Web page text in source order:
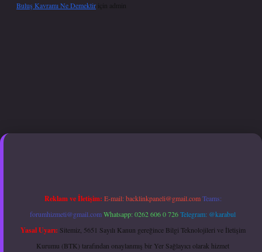
Buluş Kavramı Ne Demektir için admin
giriş adresi güncellendibetexper.xyzhiltonbet güncel giriş
Reklam ve İletişim: E-mail:backlinkpaneli@gmail.com Teams:
forumhizmeti@gmail.comWhatsapp: 0262 606 0 726Telegram: @karabul
Yasal Uyarı: Sitemiz, 5651 Sayılı Kanun gereğince Bilgi Teknolojileri ve İletişim
Kurumu (BTK) tarafından onaylanmış bir Yer Sağlayıcı olarak hizmet